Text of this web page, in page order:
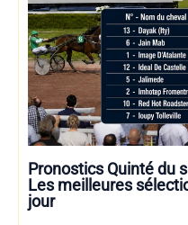
Pronostics Quinté du
Les meilleures
jour